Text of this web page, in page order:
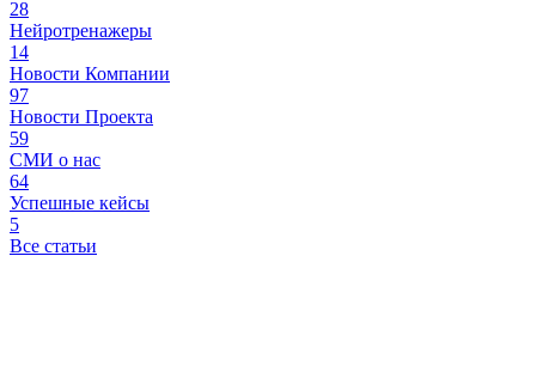
28
Нейротренажеры
14
Новости Компании
97
Новости Проекта
59
СМИ о нас
64
Успешные кейсы
5
Все статьи